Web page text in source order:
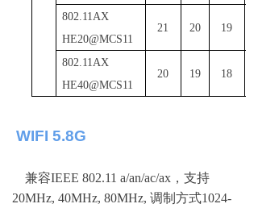
802.11AX
HE20@MCS11
21 20 19
802.11AX
HE40@MCS11
20 19 18
WIFI 5.8G
兼容IEEE 802.11 a/an/ac/ax ，支持
20MHz, 40MHz, 80MHz, 调制方式1024-